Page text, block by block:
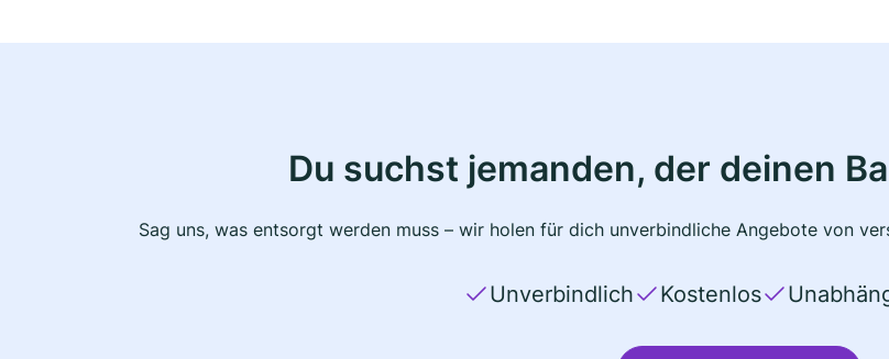
Du suchst jemanden, der deinen
Sag uns, was entsorgt werden muss – wir holen für dich unverbindliche Angebote von
Unverbindlich Kostenlos